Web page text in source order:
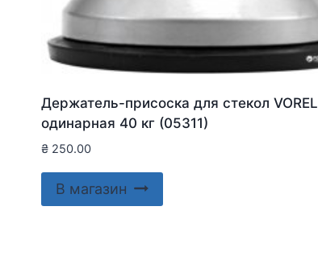
Держатель-присоска для стекол VOREL
одинарная 40 кг (05311)
₴ 250.00
В магазин